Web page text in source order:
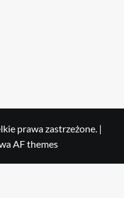
prawa zastrzeżone. |
AF themes